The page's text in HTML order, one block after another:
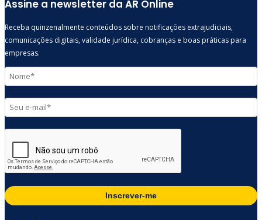
Assine a newsletter da AR Online
Receba quinzenalmente conteúdos sobre notificações extrajudiciais,
comunicações digitais, validade jurídica, cobranças e boas práticas para
empresas.
Inscrever-me